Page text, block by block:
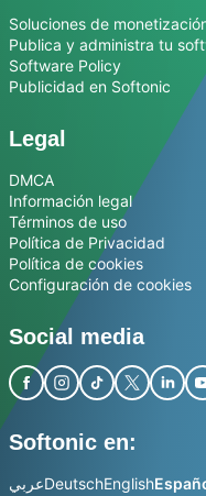
Soluciones de
Publica y administra tu
Software Policy
Publicidad en Softonic
Legal
DMCA
Información legal
Términos de uso
Política de Privacidad
Política de cookies
Configuración de cookies
Social media
Softonic en:
عربيDeutschEnglish